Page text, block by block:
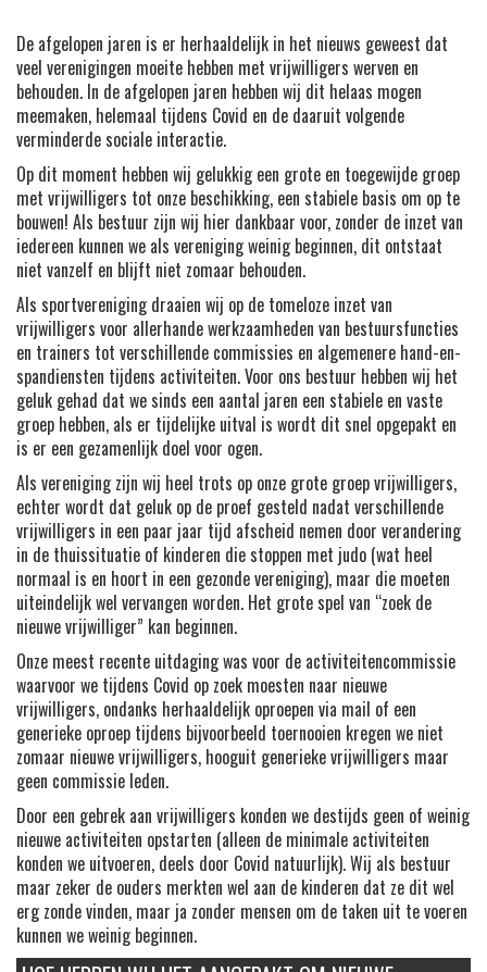
De afgelopen jaren is er herhaaldelijk in het nieuws geweest dat
veel verenigingen moeite hebben met vrijwilligers werven en
behouden. In de afgelopen jaren hebben wij dit helaas mogen
meemaken, helemaal tijdens Covid en de daaruit volgende
verminderde sociale interactie.
Op dit moment hebben wij gelukkig een grote en toegewijde groep
met vrijwilligers tot onze beschikking, een stabiele basis om op te
bouwen! Als bestuur zijn wij hier dankbaar voor, zonder de inzet van
iedereen kunnen we als vereniging weinig beginnen, dit ontstaat
niet vanzelf en blijft niet zomaar behouden.
Als sportvereniging draaien wij op de tomeloze inzet van
vrijwilligers voor allerhande werkzaamheden van bestuursfuncties
en trainers tot verschillende commissies en algemenere hand-en-
spandiensten tijdens activiteiten. Voor ons bestuur hebben wij het
geluk gehad dat we sinds een aantal jaren een stabiele en vaste
groep hebben, als er tijdelijke uitval is wordt dit snel opgepakt en
is er een gezamenlijk doel voor ogen.
Als vereniging zijn wij heel trots op onze grote groep vrijwilligers,
echter wordt dat geluk op de proef gesteld nadat verschillende
vrijwilligers in een paar jaar tijd afscheid nemen door verandering
in de thuissituatie of kinderen die stoppen met judo (wat heel
normaal is en hoort in een gezonde vereniging), maar die moeten
uiteindelijk wel vervangen worden. Het grote spel van “zoek de
nieuwe vrijwilliger” kan beginnen.
Onze meest recente uitdaging was voor de activiteitencommissie
waarvoor we tijdens Covid op zoek moesten naar nieuwe
vrijwilligers, ondanks herhaaldelijk oproepen via mail of een
generieke oproep tijdens bijvoorbeeld toernooien kregen we niet
zomaar nieuwe vrijwilligers, hooguit generieke vrijwilligers maar
geen commissie leden.
Door een gebrek aan vrijwilligers konden we destijds geen of weinig
nieuwe activiteiten opstarten (alleen de minimale activiteiten
konden we uitvoeren, deels door Covid natuurlijk). Wij als bestuur
maar zeker de ouders merkten wel aan de kinderen dat ze dit wel
erg zonde vinden, maar ja zonder mensen om de taken uit te voeren
kunnen we weinig beginnen.